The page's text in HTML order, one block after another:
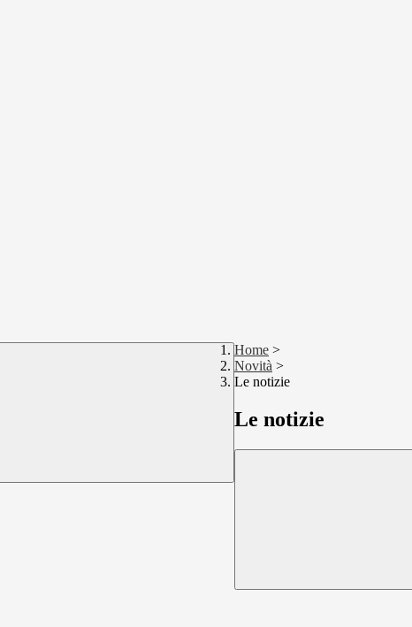
Home >
Novità >
Le notizie
Le notizie